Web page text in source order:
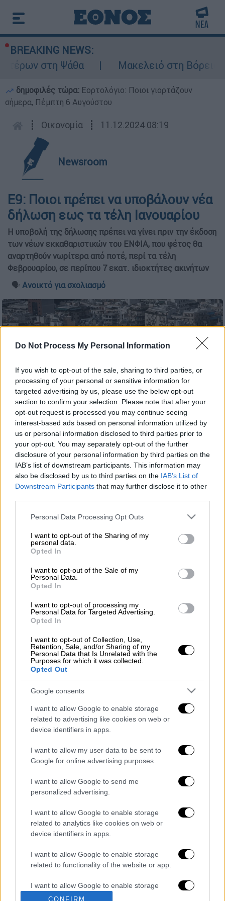
Do Not Process My Personal Information
If you wish to opt-out of the sale, sharing to third parties, or
processing of your personal or sensitive information for
targeted advertising by us, please use the below opt-out
section to confirm your selection. Please note that after your
opt-out request is processed you may continue seeing
interest-based ads based on personal information utilized by
us or personal information disclosed to third parties prior to
your opt-out. You may separately opt-out of the further
disclosure of your personal information by third parties on the
IAB’s list of downstream participants. This information may
also be disclosed by us to third parties on the IAB’s List of
Downstream Participants that may further disclose it to other
Please note that this website/app uses one or more Google
not limited to your visit or usage behaviour. You may click to
grant or deny consent to Google and its third-party tags to
use your data for below specified purposes in below Google
consent section.
Personal Data Processing Opt Outs
I want to opt-out of the Sharing of my
personal data.
Opted In
I want to opt-out of the Sale of my
Personal Data.
Opted In
I want to opt-out of processing my
Personal Data for Targeted Advertising.
Opted In
I want to opt-out of Collection, Use,
Retention, Sale, and/or Sharing of my
Personal Data that Is Unrelated with the
Purposes for which it was collected.
Opted Out
Google consents
I want to allow Google to enable storage
related to advertising like cookies on web or
device identifiers in apps.
I want to allow my user data to be sent to
Google for online advertising purposes.
I want to allow Google to send me
personalized advertising.
I want to allow Google to enable storage
related to analytics like cookies on web or
device identifiers in apps.
I want to allow Google to enable storage
related to functionality of the website or app.
I want to allow Google to enable storage
related to personalization.
CONFIRM
BREAKING NEWS:
στη Ψάθα
Μακελειό στη Βόρεια
δημοφιλές τώρα: Εορτολόγιο: Ποιοι γιορτάζουν
σήμερα, Πέμπτη 6 Αυγούστου
┋ Οικονομία ┋ 11.12.2024 08:19
Newsroom
Ε9: Ποιοι πρέπει να υποβάλουν νέα
δήλωση εως τα τέλη Ιανουαρίου
Η υποβολή της δήλωσης πρέπει να γίνει πριν την έκδοση
των νέων εκκαθαριστικών του ΕΝΦΙΑ, που φέτος θα
αναρτηθούν νωρίτερα από ποτέ, περί τα τέλη
Φεβρουαρίου, σε περίπου 7 εκατ. ιδιοκτήτες ακινήτων
🗣️ Ανοικτό για σχολιασμό
ακίνητα (Eurokinissi)
Προσθέστε το ΕΘΝΟΣ στη Google
έχουν χιλιάδες φορολογούμενοι
, οι οποίοι
είχαν μεταβολές στηνακίνητη περιουσία
τους κατά τη διάρκεια του τρέχοντος έτους
προσθήκες ή διαγραφές, αποφεύγοντας
πρόσθετες επιβαρύνσεις.
Διαβάστε περισσότερα στοimerisia.gr
Τα σχολιά σας δημοσιεύονται άμεσα με δική σας ευθύνη. Το
ΕΘΝΟΣ θα παρεμβαίνει και τα προσβλητικά σχόλια θα
διαγράφονται
«Δεν υπήρξε τεχνικό πρόβλημα»: Τι
κατέθεσαν οι δύο τραυματίες από τη
σύγκρουση των ελικοπτέρων στη Ψάθα
Μακελειό στη Βόρεια Καρολίνα ύστερα από